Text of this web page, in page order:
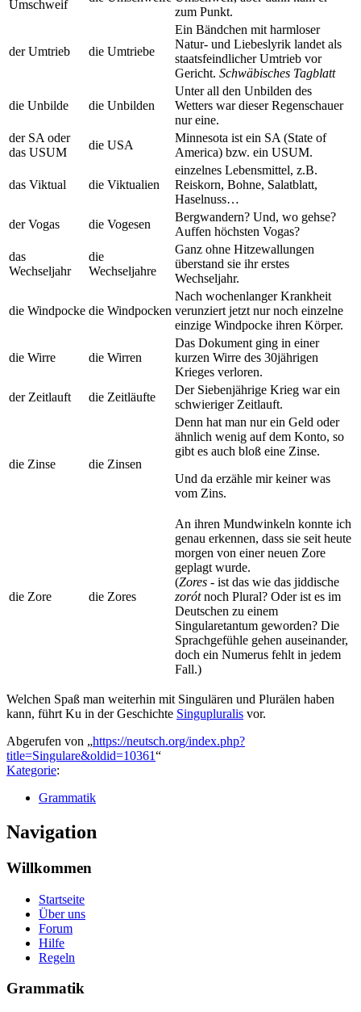
Umschweif
zum Punkt.
der Umtrieb die Umtriebe
Ein Bändchen mit harmloser
Natur- und Liebeslyrik landet als
staatsfeindlicher Umtrieb vor
Gericht. Schwäbisches Tagblatt
die Unbilde die Unbilden
Unter all den Unbilden des
Wetters war dieser Regenschauer
nur eine.
der SA oder
das USUM
die USA
Minnesota ist ein SA (State of
America) bzw. ein USUM.
das Viktual die Viktualien
einzelnes Lebensmittel, z.B.
Reiskorn, Bohne, Salatblatt,
Haselnuss…
der Vogas
die Vogesen
Bergwandern? Und, wo gehse?
Auffen höchsten Vogas?
das
Wechseljahr
die
Wechseljahre
Ganz ohne Hitzewallungen
überstand sie ihr erstes
Wechseljahr.
die Windpocke die Windpocken
Nach wochenlanger Krankheit
verunziert jetzt nur noch einzelne
einzige Windpocke ihren Körper.
die Wirre die Wirren
Das Dokument ging in einer
kurzen Wirre des 30jährigen
Krieges verloren.
der Zeitlauft
die Zeitläufte
Der Siebenjährige Krieg war ein
schwieriger Zeitlauft.
die Zinse die Zinsen
Denn hat man nur ein Geld oder
ähnlich wenig auf dem Konto, so
gibt es auch bloß eine Zinse.
Und da erzähle mir keiner was
vom Zins.
die Zore die Zores
An ihren Mundwinkeln konnte ich
genau erkennen, dass sie seit heute
morgen von einer neuen Zore
geplagt wurde.
(Zores - ist das wie das jiddische
zorótnoch Plural? Oder ist es im
Deutschen zu einem
Singularetantum geworden? Die
Sprachgefühle gehen auseinander,
doch ein Numerus fehlt in jedem
Fall.)
Welchen Spaß man weiterhin mit Singulären und Plurälen haben
kann, führt Ku in der Geschichte Singupluralis vor.
Abgerufen von „https://neutsch.org/index.php?
title=Singulare&oldid=10361“
Kategorie:
Grammatik
Navigation
Willkommen
Startseite
Über uns
Forum
Hilfe
Regeln
Grammatik